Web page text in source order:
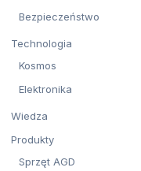
Bezpieczeństwo
Technologia
Kosmos
Elektronika
Wiedza
Produkty
Sprzęt AGD